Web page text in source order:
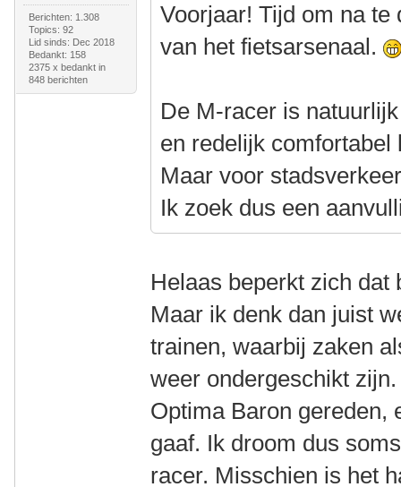
Berichten: 1.308
Topics: 92
Lid sinds: Dec 2018
Bedankt: 158
2375 x bedankt in
848 berichten
Voorjaar! Tijd om na te
van het fietsarsenaal.
De M-racer is
en redelijk comfortabel
Maar voor
Ik zoek dus een
Helaas beperkt zich dat
Maar ik denk dan juist
trainen, waarbij zaken
weer ondergeschikt
Optima Baron gereden,
gaaf. Ik droom dus
racer. Misschien is het